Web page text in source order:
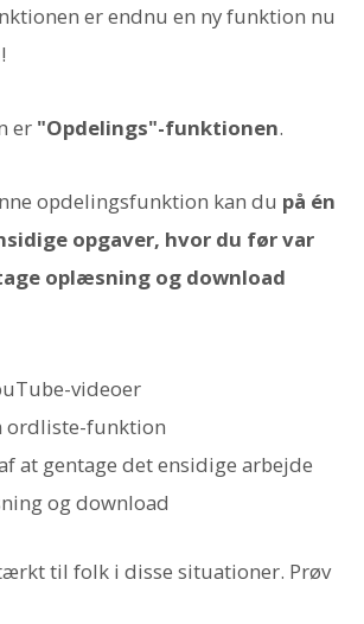
er endnu en ny funktion nu
er "Opdelings"-funktionen.
opdelingsfunktion kan du på én
opgaver, hvor du før var
oplæsning og download
videoer
ordliste-funktion
at gentage det ensidige arbejde
og download
til folk i disse situationer. Prøv